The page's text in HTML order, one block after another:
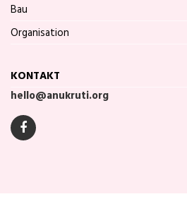
Bau
Organisation
KONTAKT
hello@anukruti.org